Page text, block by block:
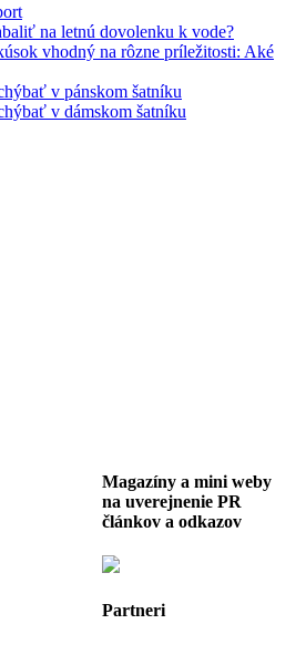
na letnú dovolenku k vode?
vhodný na rôzne príležitosti: Aké
v pánskom šatníku
v dámskom šatníku
Magazíny a mini weby
na uverejnenie PR
článkov a odkazov
Partneri